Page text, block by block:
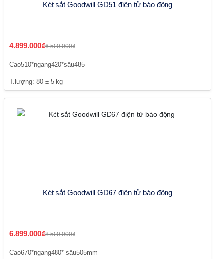
Két sắt Goodwill GD51 điện tử báo động
4.899.000₫6.500.000₫
Cao510*ngang420*sâu485
T.lượng: 80 ± 5 kg
Két sắt Goodwill GD67 điện tử báo động
6.899.000₫8.500.000₫
Cao670*ngang480* sâu505mm